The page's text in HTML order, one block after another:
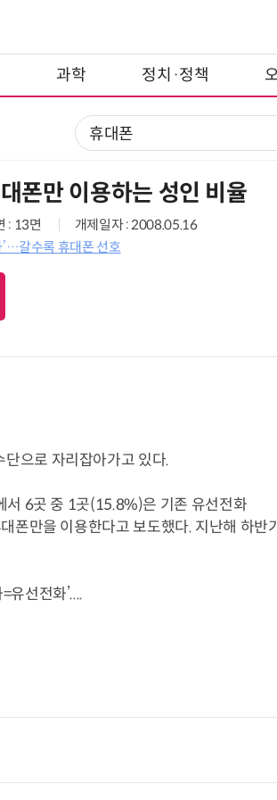
과학 정치·정책
폰만 이용하는 성인 비율
: 13면
개제일자 : 2008.05.16
’…갈수록 휴대폰 선호
으로 자리잡아가고 있다.
서 6곳 중 1곳(15.8%)은 기존 유선전화
만을 이용한다고 보도했다. 지난해 하반
유선전화’....